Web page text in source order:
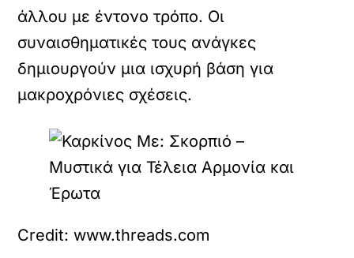
άλλου με έντονο τρόπο. Οι
συναισθηματικές τους ανάγκες
δημιουργούν μια ισχυρή βάση για
μακροχρόνιες σχέσεις.
Credit: www.threads.com